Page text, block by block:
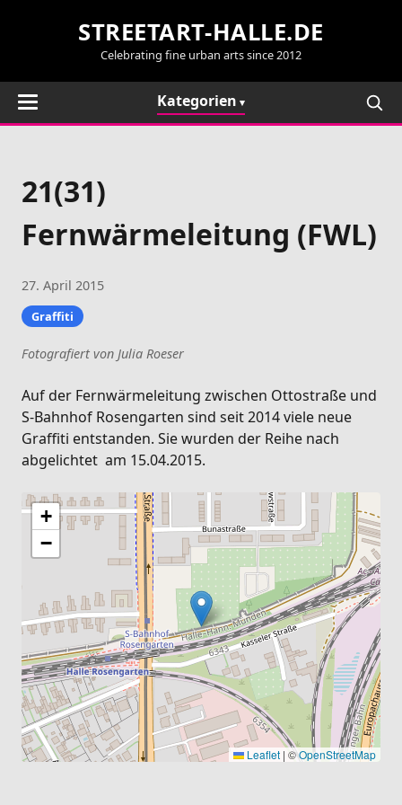
STREETART-HALLE.DE
Celebrating fine urban arts since 2012
Kategorien
21(31)
Fernwärmeleitung (FWL)
27. April 2015
Graffiti
Fotografiert von Julia Roeser
Auf der Fernwärmeleitung zwischen Ottostraße und
S-Bahnhof Rosengarten sind seit 2014 viele neue
Graffiti entstanden. Sie wurden der Reihe nach
abgelichtet am 15.04.2015.
+
−
Leaflet | ©OpenStreetMap